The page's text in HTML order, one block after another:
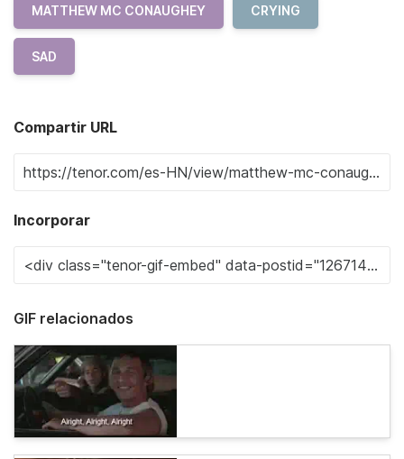
MATTHEW MC CONAUGHEY CRYING
SAD
Compartir URL
Incorporar
GIF relacionados